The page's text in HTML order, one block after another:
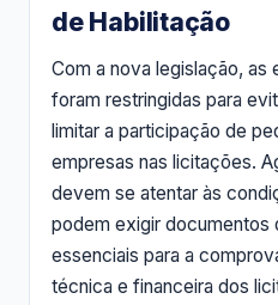
de Habilitação
Com a nova legislação, as
foram restringidas para
limitar a participação de
empresas nas licitações.
devem se atentar às
podem exigir documentos
essenciais para a
técnica e financeira dos